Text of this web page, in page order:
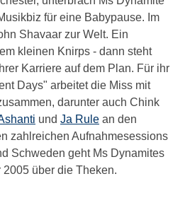
für eine Babypause. Im
Shavaar zur Welt. Ein
kleinen Knirps - dann steht
Karriere auf dem Plan. Für ihr
Days" arbeitet die Miss mit
darunter auch Chink
und Ja Rule an den
zahlreichen Aufnahmesessions
Schweden geht Ms Dynamites
über die Theken.